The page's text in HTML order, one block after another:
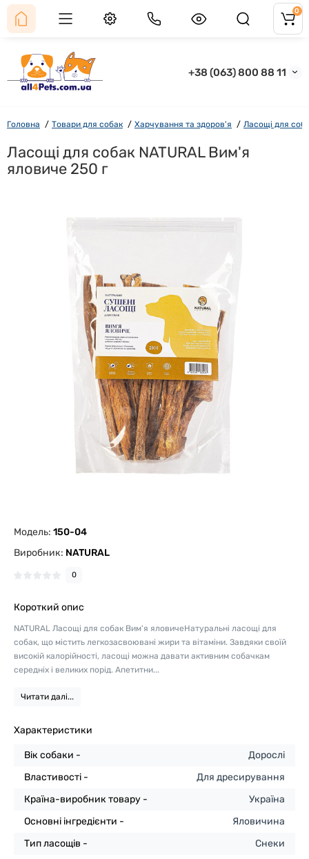
+38 (063) 800 88 11
0
Головна Товари для собак Харчування та здоров'я Ласощі для
Ласощі для собак NATURAL Вим'я
яловиче 250 г
Модель: 150-04
Виробник: NATURAL
0
Короткий опис
NATURAL Ласощі для собак Вим'я яловичеНатуральні ласощі для
собак, що містить легкозасвоювані жири та вітаміни. Завдяки своїй
високій калорійності, ласощі можна давати активним собачкам
середніх і великих порід. Апетитни...
Читати далі...
Характеристики
Вік собаки -
Дорослі
Властивості -
Для дресирування
Країна-виробник товару -
Україна
Основні інгредієнти -
Яловичина
Тип ласощів -
Снеки